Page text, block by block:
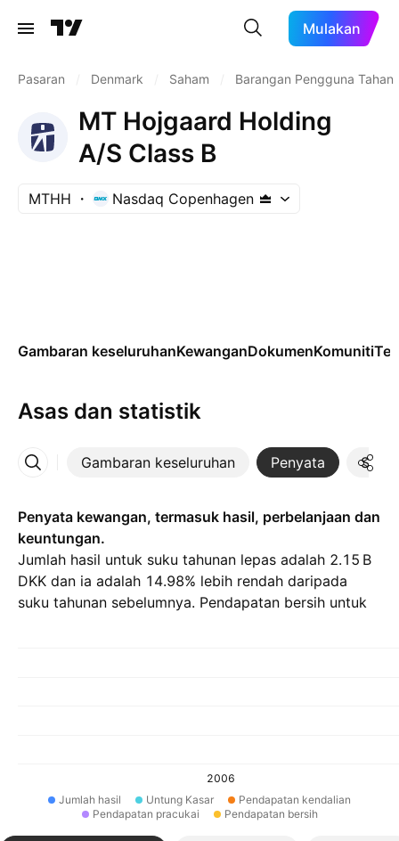
Mulakan
Pasaran Denmark Saham Barangan Pengguna Tahan
MT Hojgaard Holding
A/S Class B
MTHH Nasdaq Copenhagen
Gambaran keseluruhanKewanganDokumenKomuniti
Asas dan statistik
Gambaran keseluruhan Penyata
Lebih
Penyata kewangan, termasuk hasil, perbelanjaan dan
keuntungan.
Jumlah hasil untuk suku tahunan lepas adalah ‪2.15 B‬
DKK dan ia adalah 14.98% lebih rendah daripada
suku tahunan sebelumnya. Pendapatan bersih untuk
2006
Jumlah hasil
Untung Kasar
Pendapatan kendalian
Pendapatan pracukai
Pendapatan bersih